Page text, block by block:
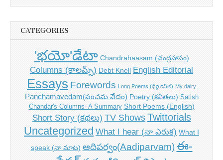
CATEGORIES
'భయో'డేటా Chandrahaasam (చంద్రహాసం)
Columns (కాలమ్స్) Debt Knell English Editorial
Essays Forewords Long Poems (ధీర్గ కవిత) My dairy
Panchamavedam(పంచమ వేదం) Poetry (కవితలు) Satish
Chandar's Columns- A Summary Short Poems (English)
Short Story (కథలు) TV Shows Twittorials
Uncategorized What I hear (నా ఎరుక) What I
speak (నా మాట) ఆదిపర్వం(Aadiparvam) ఈ-